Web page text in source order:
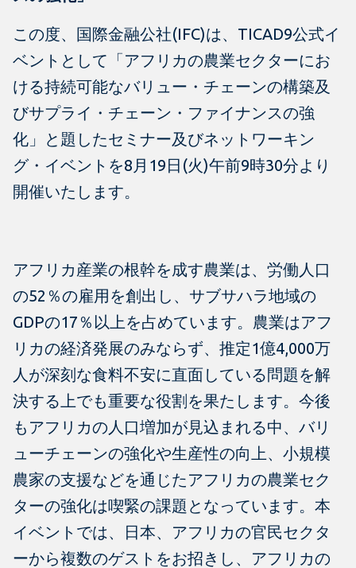
この度、国際金融公社(IFC)は、TICAD9公式イ
ベントとして「アフリカの農業セクターにお
ける持続可能なバリュー・チェーンの構築及
びサプライ・チェーン・ファイナンスの強
化」と題したセミナー及びネットワーキン
グ・イベントを8月19日(火)午前9時30分より
開催いたします。
アフリカ産業の根幹を成す農業は、労働人口
の52％の雇用を創出し、サブサハラ地域の
GDPの17％以上を占めています。農業はアフ
リカの経済発展のみならず、推定1億4,000万
人が深刻な食料不安に直面している問題を解
決する上でも重要な役割を果たします。今後
もアフリカの人口増加が見込まれる中、バリ
ューチェーンの強化や生産性の向上、小規模
農家の支援などを通じたアフリカの農業セク
ターの強化は喫緊の課題となっています。本
イベントでは、日本、アフリカの官民セクタ
ーから複数のゲストをお招きし、アフリカの